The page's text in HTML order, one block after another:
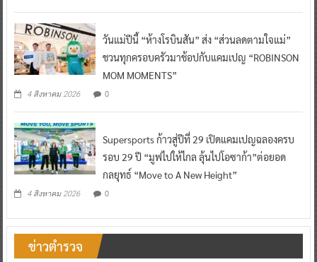
วันแม่ปีนี้ “ห้างโรบินสัน” ส่ง “ส่วนลดตามใจแม่”
ชวนทุกครอบครัวมาช้อปกับแคมเปญ “ROBINSON
MOM MOMENTS”
4 สิงหาคม 2026 0
Supersports ก้าวสู่ปีที่ 29 เปิดแคมเปญฉลองครบ
รอบ 29 ปี “มูฟไปให้ไกล ลุ้นไปโอซาก้า”ต่อยอด
กลยุทธ์ “Move to A New Height”
4 สิงหาคม 2026 0
ข่าวตำรวจ